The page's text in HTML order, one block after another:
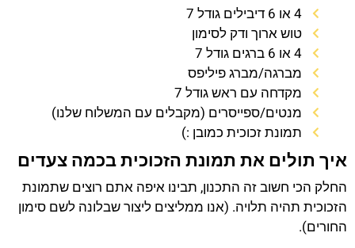
4 או 6 דיבילים גודל 7
טוש ארוך ודק לסימון
4 או 6 ברגים גודל 7
מברגה/מברג פיליפס
מקדחה עם ראש גודל 7
מנטים/ספייסרים (מקבלים עם המשלוח שלנו)
תמונת זכוכית כמובן :)
איך תולים את תמונת הזכוכית בכמה צעדים
החלק הכי חשוב זה התכנון, תבינו איפה אתם רוצים שתמונת
הזכוכית תהיה תלויה. (אנו ממליצים ליצור שבלונה לשם סימון
החורים).